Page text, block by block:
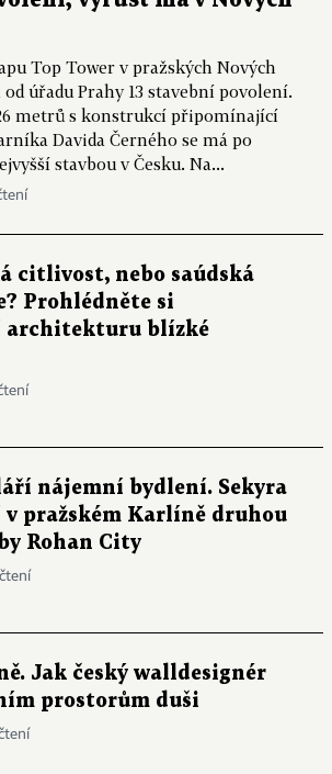
Top Tower v pražských Nových
úřadu Prahy 13 stavební povolení.
metrů s konstrukcí připomínající
Davida Černého se má po
stavbou v Česku. Na...
citlivost, nebo saúdská
Prohlédněte si
architekturu blízké
nájemní bydlení. Sekyra
v pražském Karlíně druhou
Rohan City
Jak český walldesignér
prostorům duši